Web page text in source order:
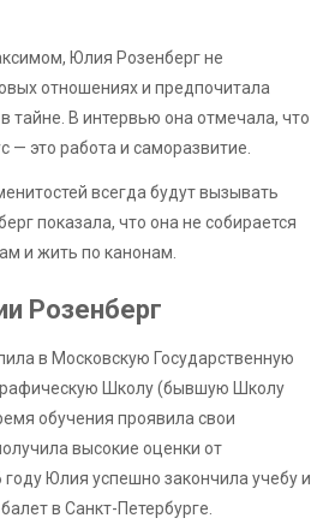
Юлия Розенберг не
отношениях и предпочитала
тайне. В интервью она отмечала, что
— это работа и саморазвитие.
всегда будут вызывать
показала, что она не собирается
и жить по канонам.
Розенберг
в Московскую Государственную
Школу (бывшую Школу
обучения проявила свои
высокие оценки от
Юлия успешно закончила учебу и
в Санкт-Петербурге.